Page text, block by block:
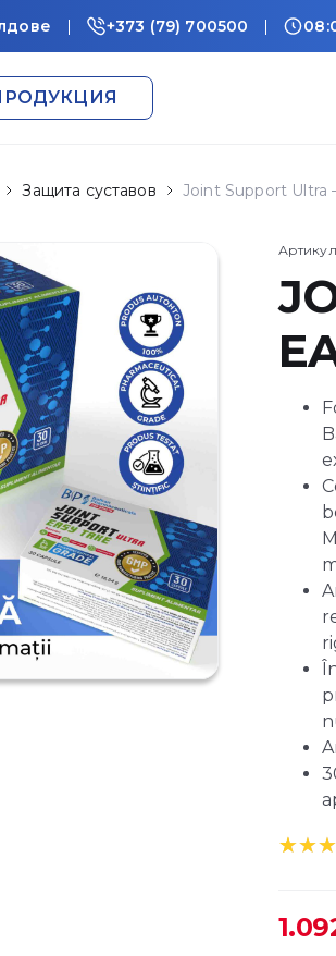
+373 (79) 700500
Защита суставов Joint Support Ultra
la